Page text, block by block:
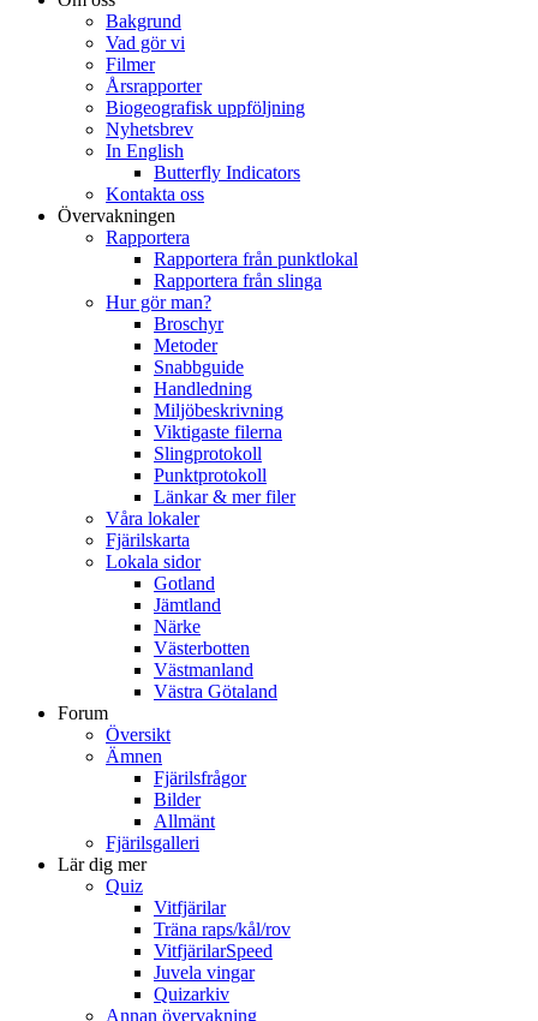
Bakgrund
Vad gör vi
Filmer
Årsrapporter
Biogeografisk uppföljning
Nyhetsbrev
In English
Butterfly Indicators
Kontakta oss
Övervakningen
Rapportera
Rapportera från punktlokal
Rapportera från slinga
Hur gör man?
Broschyr
Metoder
Snabbguide
Handledning
Miljöbeskrivning
Viktigaste filerna
Slingprotokoll
Punktprotokoll
Länkar & mer filer
Våra lokaler
Fjärilskarta
Lokala sidor
Gotland
Jämtland
Närke
Västerbotten
Västmanland
Västra Götaland
Forum
Översikt
Ämnen
Fjärilsfrågor
Bilder
Allmänt
Fjärilsgalleri
Lär dig mer
Quiz
Vitfjärilar
Träna raps/kål/rov
VitfjärilarSpeed
Juvela vingar
Quizarkiv
Annan övervakning